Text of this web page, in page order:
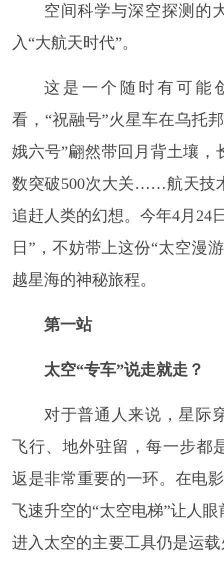
空间科学与深空探测的
入“大航天时代”。
这是一个随时有可能
看，“祝融号”火星车在乌托
娥六号”翩然带回月背土壤，
数突破500次大关……航天技
追赶人类的幻想。今年4月24
日”，不妨带上这份“太空漫
越星海的神秘旅程。
第一站
太空“专车”说走就走？
对于普通人来说，星际
飞行、地外驻留，每一步都
返是非常重要的一环。在电
飞速升空的“太空电梯”让人
进入太空的主要工具仍是运